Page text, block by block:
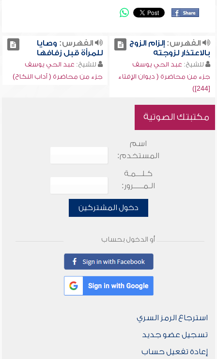
الفهرس:إلزام الزوج
بالاعتذار لزوجته
للشيخ: عبد الحي يوسف
جزء من محاضرة ( ديوان الإفتاء
[244])
الفهرس: وصايا
للمرأة قبل زفافها
للشيخ: عبد الحي يوسف
جزء من محاضرة ( آداب النكاح)
مكتبتك الصوتية
اسم
المستخدم:
كـلـــمـة
الـمـــــرور:
دخول المشتركين
أو الدخول بحساب
استرجاع الرمز السري
تسجيل عضو جديد
إعادة تفعيل حساب